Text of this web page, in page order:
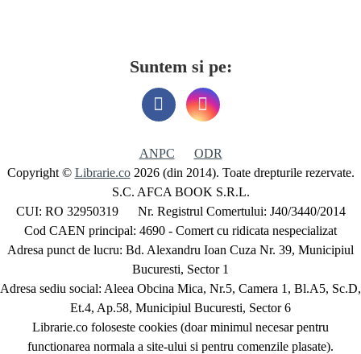
Suntem si pe:
ANPC
ODR
Copyright © Librarie.co 2026 (din 2014). Toate drepturile rezervate.
S.C. AFCA BOOK S.R.L.
CUI: RO 32950319 Nr. Registrul Comertului: J40/3440/2014
Cod CAEN principal: 4690 - Comert cu ridicata nespecializat
Adresa punct de lucru: Bd. Alexandru Ioan Cuza Nr. 39, Municipiul
Bucuresti, Sector 1
Adresa sediu social: Aleea Obcina Mica, Nr.5, Camera 1, Bl.A5, Sc.D,
Et.4, Ap.58, Municipiul Bucuresti, Sector 6
Librarie.co foloseste cookies (doar minimul necesar pentru
functionarea normala a site-ului si pentru comenzile plasate).